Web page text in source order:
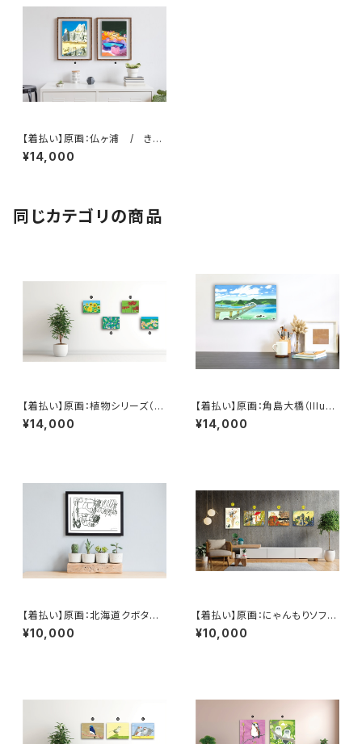
【着払い】原画：仏ヶ浦 / きら
めく虹色氷（Illustrator 西川涼
太）
¥14,000
同じカテゴリの商品
【着払い】原画：植物シリーズ（Ill
ustrator 西川涼太）
¥14,000
【着払い】原画：角島大橋（Illustr
ator 西川涼太）
¥14,000
【着払い】原画：北海道クボタNE
W DREAM108W トラクター【フ
レームあり】（Illustrator 柴山
¥10,000
【着払い】原画：にゃんもりソフト
/ 天気雨 / 馬 / カラス会議（Illu
strator 庄田英里）
¥10,000